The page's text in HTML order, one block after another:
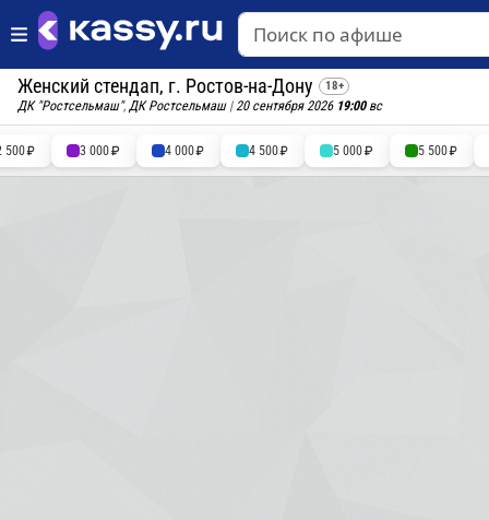
Женский стендап, г. Ростов-на-Дону 18+
ДК "Ростсельмаш", ДК Ростсельмаш|20 сентября 2026 19:00вс
500 3 000 4 000 4 500 5 000 5 500